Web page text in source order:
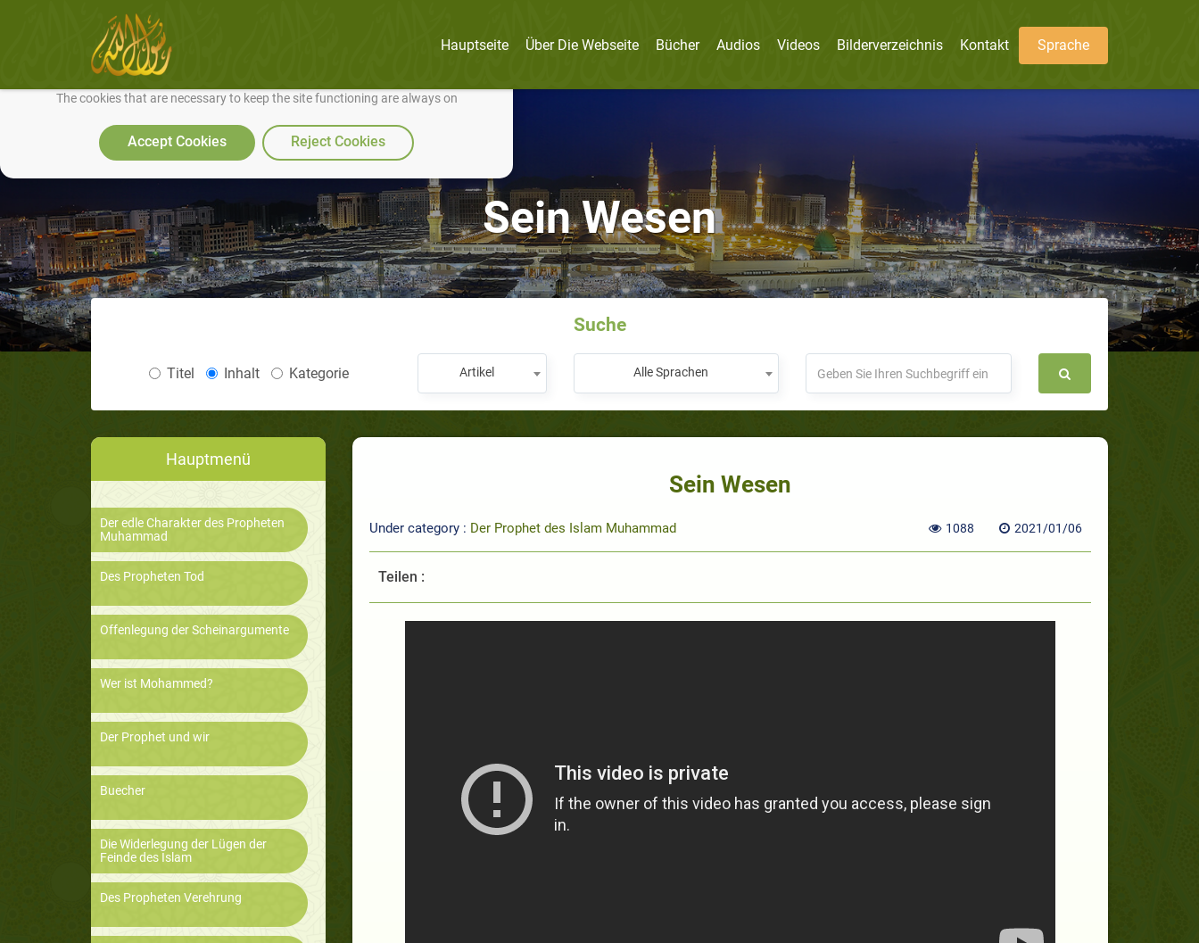
We use cookies to make our site work well for you and so we can continually improve it.
The cookies that are necessary to keep the site functioning are always on
Accept Cookies Reject Cookies
Hauptseite Über Die Webseite Bücher Audios Videos Bilderverzeichnis Kontakt Sprache
Sein Wesen
Suche
Titel Inhalt Kategorie Artikel Alle Sprachen
Hauptmenü
Der edle Charakter des Propheten
Muhammad
Des Propheten Tod
Offenlegung der Scheinargumente
Wer ist Mohammed?
Der Prophet und wir
Buecher
Die Widerlegung der Lügen der
Feinde des Islam
Des Propheten Verehrung
Sein Wesen
Under category : Der Prophet des Islam Muhammad 1088 2021/01/06
Teilen :